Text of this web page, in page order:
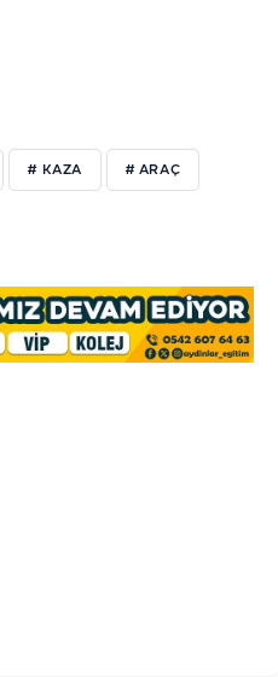
# KAZA # ARAÇ